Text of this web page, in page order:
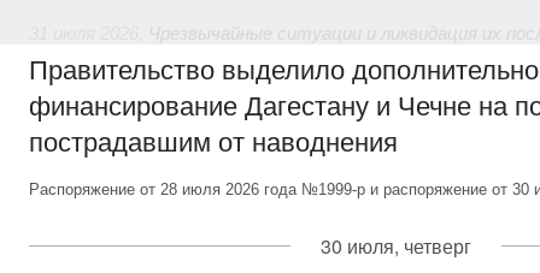
Чрезвычайные ситуации и ликвидация их
Правительство выделило
финансирование Дагестану и Чечне на
пострадавшим от наводнения
Распоряжение от 28 июля 2026 года №1999-р и распоряжение от
30 июля, четверг